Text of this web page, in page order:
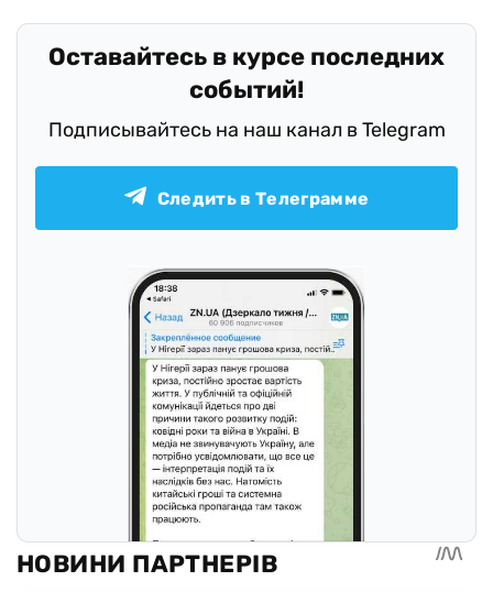
Оставайтесь в курсе последних
событий!
Подписывайтесь на наш канал в Telegram
Следить в Телеграмме